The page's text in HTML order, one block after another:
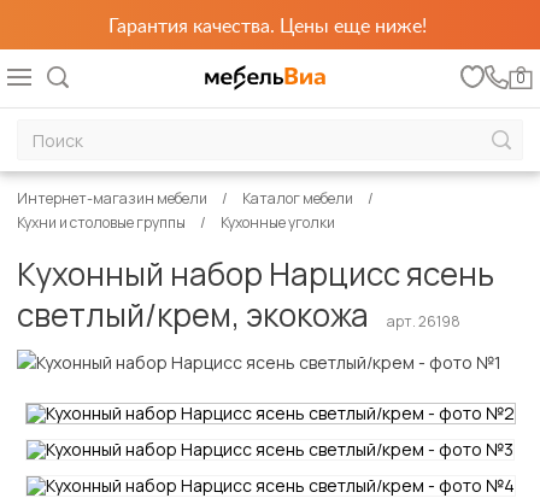
Гарантия качества. Цены еще ниже!
0
Интернет-магазин мебели
Каталог мебели
Кухни и столовые группы
Кухонные уголки
Кухонный набор Нарцисс ясень
светлый/крем, экокожа
арт. 26198